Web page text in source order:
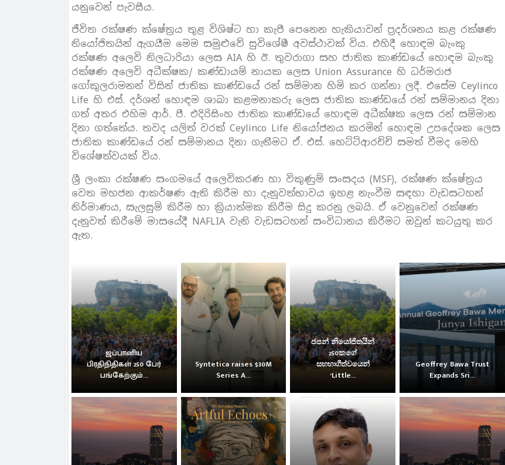
යනුවෙන් පැවසීය.
ජීවිත රක්ෂණ ක්ෂේත්‍රය තුළ විශිෂ්ට හා කැපී පෙනෙන හැකියාවන් ප්‍රදර්ශනය කළ රක්ෂණ
නියෝජිතයින් ඇගයීම මෙම සමුළුවේ සුවිශේෂී අවස්ථාවක් විය. එහිදී හොඳම බැංකු
රක්ෂණ අලෙවි නිලධාරියා ලෙස AIA හි ඊ. තුවරාගා සහ ජාතික කාණ්ඩයේ හොඳම බැංකු
රක්ෂණ අලෙවි අධීක්ෂක/ කණ්ඩායම් නායක ලෙස Union Assurance හි ධර්මරාජ
ගෝකුලරාමනන් විසින් ජාතික කාණ්ඩයේ රන් සම්මාන හිමි කර ගන්නා ලදී. එසේම Ceylinco
Life හි එස්. දර්ශන් හොඳම ශාඛා කළමනාකරු ලෙස ජාතික කාණ්ඩයේ රන් සම්මානය දිනා
ගත් අතර එහිම ආර්. පී. එදිරිසිංහ ජාතික කාණ්ඩයේ හොඳම අධීක්ෂක ලෙස රන් සම්මාන
දිනා ගත්තේය. තවද යලිත් වරක් Ceylinco Life නියෝජනය කරමින් හොඳම උපදේශක ලෙස
ජාතික කාණ්ඩයේ රන් සම්මානය දිනා ගැනීමට ඒ. එස්. හෙට්ටිආරච්චි සමත් වීමද මෙහි
විශේෂත්වයක් විය.
ශ්‍රී ලංකා රක්ෂණ සංගමයේ අලෙවිකරණ හා විකුණුම් සංසදය (MSF), රක්ෂණ ක්ෂේත්‍රය
වෙත මහජන ආකර්ෂණ ඇති කිරීම හා දැනුවත්භාවය ඉහළ නැංවීම සඳහා වැඩසටහන්
නිර්මාණය, සැලසුම් කිරීම හා ක්‍රියාත්මක කිරීම සිදු කරනු ලබයි. ඒ වෙනුවෙන් රක්ෂණ
දැනුවත් කිරීමේ මාසයේදී NAFLIA වැනි වැඩසටහන් සංවිධානය කිරීමට ඔවුන් කටයුතු කර
ඇත.
ஜப்பானிய
பிரதிநிதிகள் 250 பேர்
பங்கேற்கும்...
Syntetica raises $30M
Series A...
ජපන් නියෝජිතයින්
250කගේ
සහභාගීත්වයෙන්
‘Little...
Geoffrey Bawa Trust
Expands Sri...